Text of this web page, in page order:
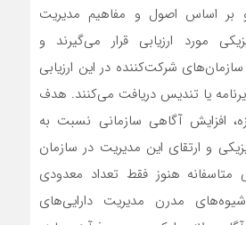
اساس اصول و مفاهیم مدیریت
مورد ارزیابی قرار می‌گیرند و
شرکت‌کننده در این ارزیابی
یا تندیس دریافت می‌کنند. هدف
افزایش آگاهی سازمانی نسبت به
و ارتقای این مدیریت در سازمان
هنوز فقط تعداد معدودی
مدرن مدیریت دارایی‌های